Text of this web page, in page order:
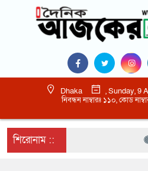
Dhaka
, Sunday, 9
নিবন্ধন নাম্বারঃ ১১০, কোড
শিরোনাম ::